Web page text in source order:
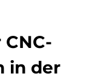
in der